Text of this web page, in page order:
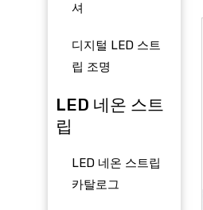
셔
디지털 LED 스트
립 조명
LED 네온 스트
립
LED 네온 스트립
카탈로그